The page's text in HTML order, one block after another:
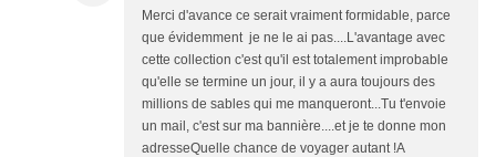
Merci d'avance ce serait vraiment formidable, parce
que évidemment je ne le ai pas....L'avantage avec
cette collection c'est qu'il est totalement improbable
qu'elle se termine un jour, il y a aura toujours des
millions de sables qui me manqueront...Tu t'envoie
un mail, c'est sur ma bannière....et je te donne mon
adresseQuelle chance de voyager autant !A